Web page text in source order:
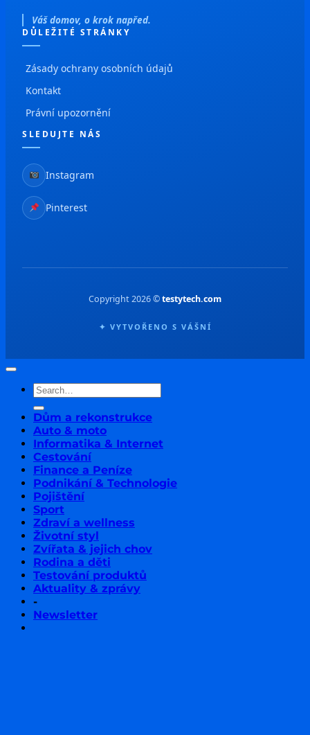
Váš domov, o krok napřed.
DŮLEŽITÉ STRÁNKY
Zásady ochrany osobních údajů
Kontakt
Právní upozornění
SLEDUJTE NÁS
Instagram
Pinterest
Copyright 2026 ©testytech.com
✦ VYTVOŘENO S VÁŠNÍ
Dům a rekonstrukce
Auto & moto
Informatika & Internet
Cestování
Finance a Peníze
Podnikání & Technologie
Pojištění
Sport
Zdraví a wellness
Životní styl
Zvířata & jejich chov
Rodina a děti
Testování produktů
Aktuality & zprávy
-
Newsletter